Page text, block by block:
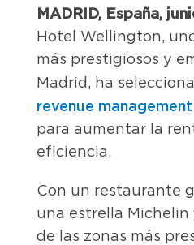
MADRID, España,
Hotel Wellington,
más prestigiosos y
Madrid, ha
revenue
para aumentar la
eficiencia.
Con un restaurante
una estrella
de las zonas más